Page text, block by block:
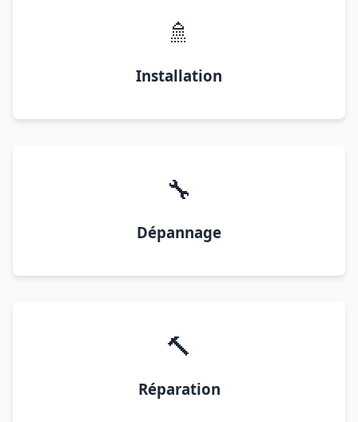
🚿
Installation
🔧
Dépannage
🔨
Réparation